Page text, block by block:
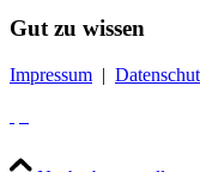
Gut zu wissen
Impressum |